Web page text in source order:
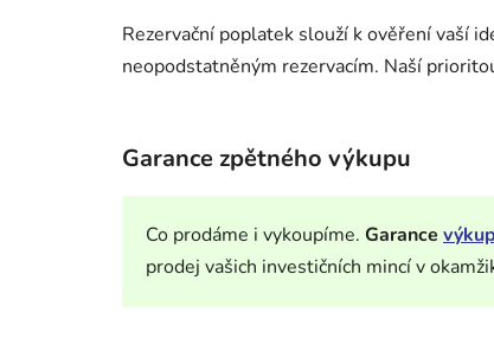
Rezervační poplatek slouží k ověření vaší
neopodstatněným rezervacím. Naší
Garance zpětného výkupu
Co prodáme i vykoupíme. Garance
prodej vašich investičních mincí v